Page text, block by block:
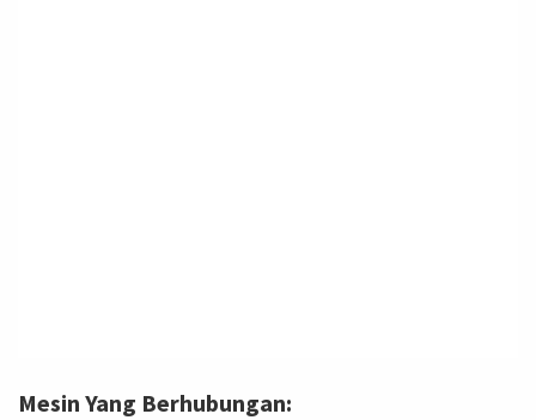
Mesin Yang Berhubungan: